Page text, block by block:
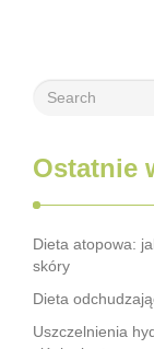
Ostatnie
Dieta atopowa:
skóry
Dieta
Uszczelnienia